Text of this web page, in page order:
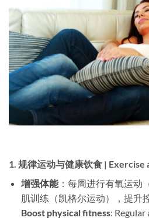
1. 规律运动与健康饮食 |
增强体能：每周进行有氧运动
肌训练（凯格尔运动），提升
Boost physical fitness: Regular